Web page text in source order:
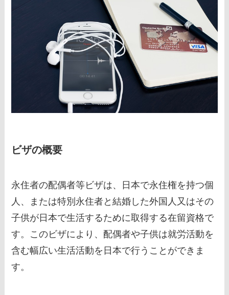
ビザの概要
永住者の配偶者等ビザは、日本で永住権を持つ個
人、または特別永住者と結婚した外国人又はその
子供が日本で生活するために取得する在留資格で
す。このビザにより、配偶者や子供は就労活動を
含む幅広い生活活動を日本で行うことができま
す。